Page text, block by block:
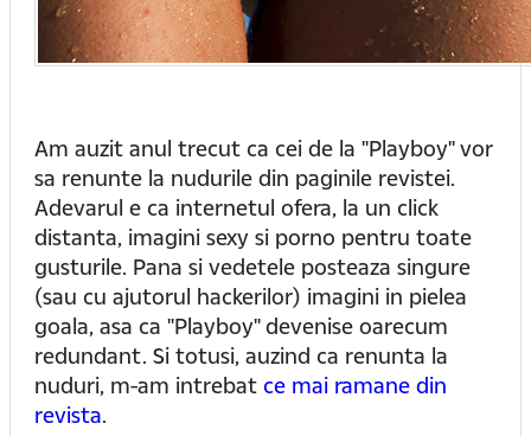
Am auzit anul trecut ca cei de la "Playboy" vor
sa renunte la nudurile din paginile revistei.
Adevarul e ca internetul ofera, la un click
distanta, imagini sexy si porno pentru toate
gusturile. Pana si vedetele posteaza singure
(sau cu ajutorul hackerilor) imagini in pielea
goala, asa ca "Playboy" devenise oarecum
redundant. Si totusi, auzind ca renunta la
nuduri, m-am intrebat ce mai ramane din
revista.